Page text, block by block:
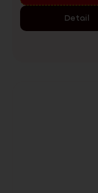
Detail